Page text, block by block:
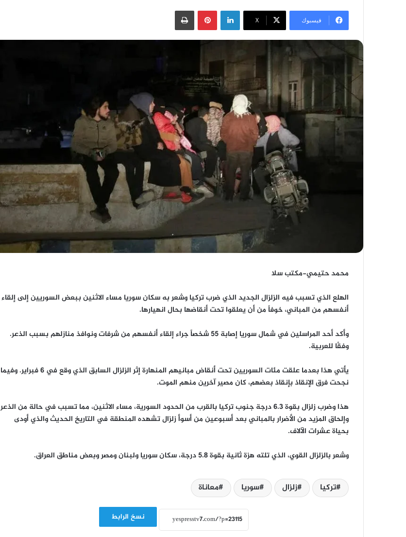
فيسبوك ‫X
لينكدإن بينتيريست
محمد حتيمي-مكتب سلا
الهلع الذي تسبب فيه الزلزال الجديد الذي ضرب تركيا وشعر به سكان سوريا مساء الاثنين ببعض السوريين إلى إلقاء
أنفسهم من المباني، خوفاً من أن يعلقوا تحت أنقاضها بحال انهيارها.
وأكد أحد المراسلين في شمال سوريا إصابة 55 شخصاً جراء إلقاء أنفسهم من شرفات ونوافذ منازلهم بسبب الذعر.
وفقًا للعربية.
يأتي هذا بعدما علقت مئات السوريين تحت أنقاض مبانيهم المنهارة إثر الزلزال السابق الذي وقع في 6 فبراير. وفيما
نجحت فرق الإنقاذ بإنقاذ بعضهم، كان مصير آخرين منهم الموت.
هذا وضرب زلزال بقوة 6.3 درجة جنوب تركيا بالقرب من الحدود السورية، مساء الاثنين، مما تسبب في حالة من الذعر
وإلحاق المزيد من الأضرار بالمباني بعد أسبوعين من أسوأ زلزال تشهده المنطقة في التاريخ الحديث والذي أودى
بحياة عشرات الآلاف.
وشعر بالزلزال القوي، الذي تلته هزة ثانية بقوة 5.8 درجة، سكان سوريا ولبنان ومصر وبعض مناطق العراق.
تركيا زلزال سوريا معاناة
نسخ الرابط